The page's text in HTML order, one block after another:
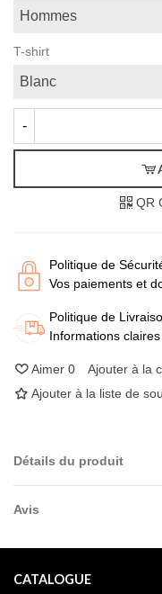
T-shirt
-
QR
Politique de
Vos paiements et
Politique de
Informations
Aimer 0 Ajouter à la
Ajouter à la liste de
Détails du produit
Avis
CATALOGUE